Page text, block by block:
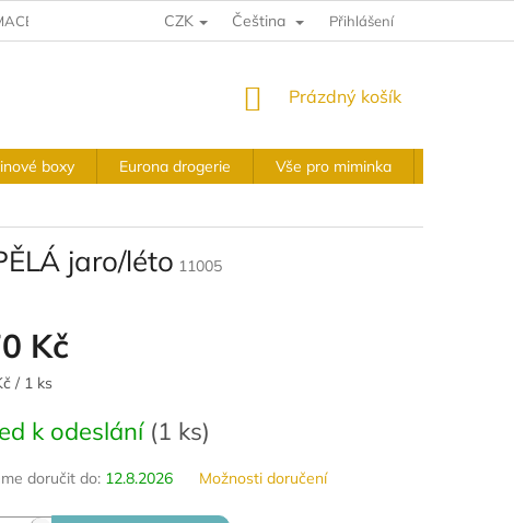
A VRÁCENÍ VÝKUPNÍ PODMÍNKY OBCHODNÍ PODMÍNKY
CZK Čeština Přihlášení
NÁKUPNÍ
Prázdný košík
boxy Eurona drogerie Vše pro miminka
jaro/léto 11005
Kč
/ 1 ks
k odeslání (1 ks)
doručit do: 12.8.2026 Možnosti doručení